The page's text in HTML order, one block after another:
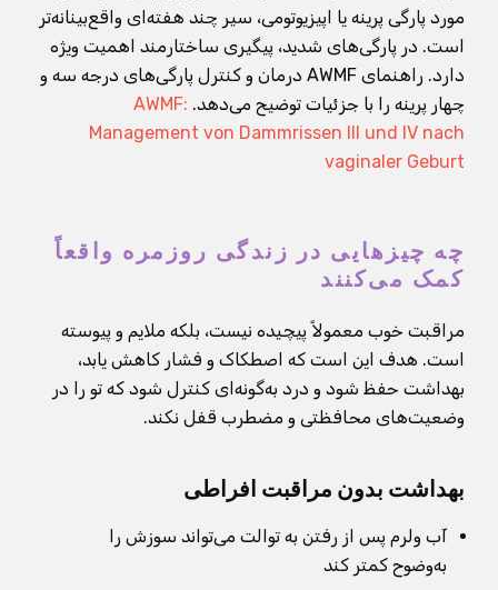
مورد پارگی پرینه یا اپیزیوتومی، سیر چند هفته‌ای واقع‌بینانه‌تر
است. در پارگی‌های شدید، پیگیری ساختارمند اهمیت ویژه
دارد. راهنمای AWMF درمان و کنترل پارگی‌های درجه سه و
چهار پرینه را با جزئیات توضیح می‌دهد. AWMF:
Management von Dammrissen III und IV nach
vaginaler Geburt
چه چیزهایی در زندگی روزمره واقعاً
کمک می‌کنند
مراقبت خوب معمولاً پیچیده نیست، بلکه ملایم و پیوسته
است. هدف این است که اصطکاک و فشار کاهش یابد،
بهداشت حفظ شود و درد به‌گونه‌ای کنترل شود که تو را در
وضعیت‌های محافظتی و مضطرب قفل نکند.
بهداشت بدون مراقبت افراطی
آب ولرم پس از رفتن به توالت می‌تواند سوزش را
به‌وضوح کمتر کند